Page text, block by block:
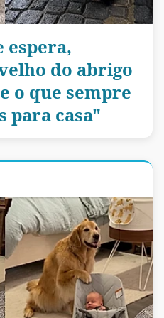
espera,
do abrigo
o que sempre
para casa"